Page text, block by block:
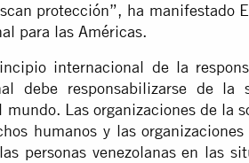
protección”, ha manifestado
para las Américas.
internacional de la
debe responsabilizarse de la
mundo. Las organizaciones de la
humanos y las
personas venezolanas en las